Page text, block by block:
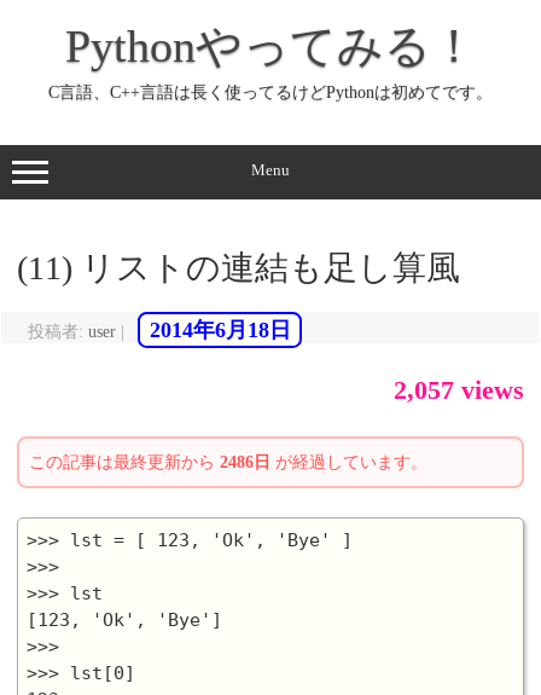
ッ
プ
Pythonやってみる！
C言語、C++言語は長く使ってるけどPythonは初めてです。
Menu
(11) リストの連結も足し算風
投稿者: user 2014年6月18日
2,057 views
この記事は最終更新から 2486日 が経過しています。
>>> lst = [ 123, 'Ok', 'Bye' ]
>>>
>>> lst
[123, 'Ok', 'Bye']
>>>
>>> lst[0]